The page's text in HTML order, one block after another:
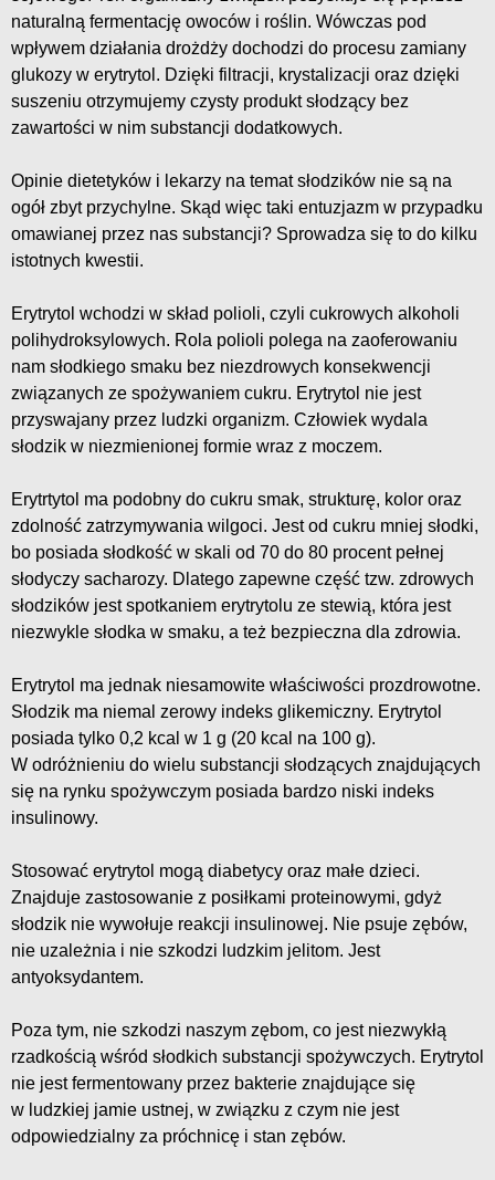
naturalną fermentację owoców i roślin. Wówczas pod
wpływem działania drożdży dochodzi do procesu zamiany
glukozy w erytrytol. Dzięki filtracji, krystalizacji oraz dzięki
suszeniu otrzymujemy czysty produkt słodzący bez
zawartości w nim substancji dodatkowych.
Opinie dietetyków i lekarzy na temat słodzików nie są na
ogół zbyt przychylne. Skąd więc taki entuzjazm w przypadku
omawianej przez nas substancji? Sprowadza się to do kilku
istotnych kwestii.
Erytrytol wchodzi w skład polioli, czyli cukrowych alkoholi
polihydroksylowych. Rola polioli polega na zaoferowaniu
nam słodkiego smaku bez niezdrowych konsekwencji
związanych ze spożywaniem cukru. Erytrytol nie jest
przyswajany przez ludzki organizm. Człowiek wydala
słodzik w niezmienionej formie wraz z moczem.
Erytrtytol ma podobny do cukru smak, strukturę, kolor oraz
zdolność zatrzymywania wilgoci. Jest od cukru mniej słodki,
bo posiada słodkość w skali od 70 do 80 procent pełnej
słodyczy sacharozy. Dlatego zapewne część tzw. zdrowych
słodzików jest spotkaniem erytrytolu ze stewią, która jest
niezwykle słodka w smaku, a też bezpieczna dla zdrowia.
Erytrytol ma jednak niesamowite właściwości prozdrowotne.
Słodzik ma niemal zerowy indeks glikemiczny. Erytrytol
posiada tylko 0,2 kcal w 1 g (20 kcal na 100 g).
W odróżnieniu do wielu substancji słodzących znajdujących
się na rynku spożywczym posiada bardzo niski indeks
insulinowy.
Stosować erytrytol mogą diabetycy oraz małe dzieci.
Znajduje zastosowanie z posiłkami proteinowymi, gdyż
słodzik nie wywołuje reakcji insulinowej. Nie psuje zębów,
nie uzależnia i nie szkodzi ludzkim jelitom. Jest
antyoksydantem.
Poza tym, nie szkodzi naszym zębom, co jest niezwykłą
rzadkością wśród słodkich substancji spożywczych. Erytrytol
nie jest fermentowany przez bakterie znajdujące się
w ludzkiej jamie ustnej, w związku z czym nie jest
odpowiedzialny za próchnicę i stan zębów.